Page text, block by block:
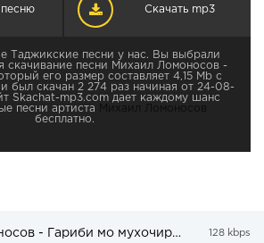
Скачать mp3
Таджикские песни у нас. Вы выбрали
скачивание песни Михаил Ломоносов -
его размер составляет 4,15 Mb с
был скачан 2 274 раз начиная от 24-08-
Skachat-mp3.com дает каждому шанс
песни артиста
Михаил Ломоносов
бесплатно.
Михаил Ломоносов - Гариби мо мухочирем 128 kbps